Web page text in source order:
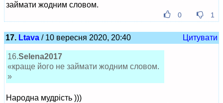
займати жодним словом.
0 1
17. Ltava / 10 вересня 2020, 20:40 Цитувати
16.Selena2017
«краще його не займати жодним словом.
»
Народна мудрість )))